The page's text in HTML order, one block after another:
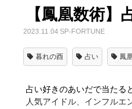
【鳳凰数術】
2023.11.04 SP-FORTUNE
暮れの酉 占い 鳳
占い好きのあいだで当たる
人気アイドル、インフルエ